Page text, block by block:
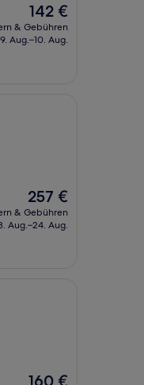
Der
Preis
beträgt
142 €
& Gebühren
9. Aug.–10. Aug.
Der
Preis
beträgt
257 €
& Gebühren
Aug.–24. Aug.
Der
160 €